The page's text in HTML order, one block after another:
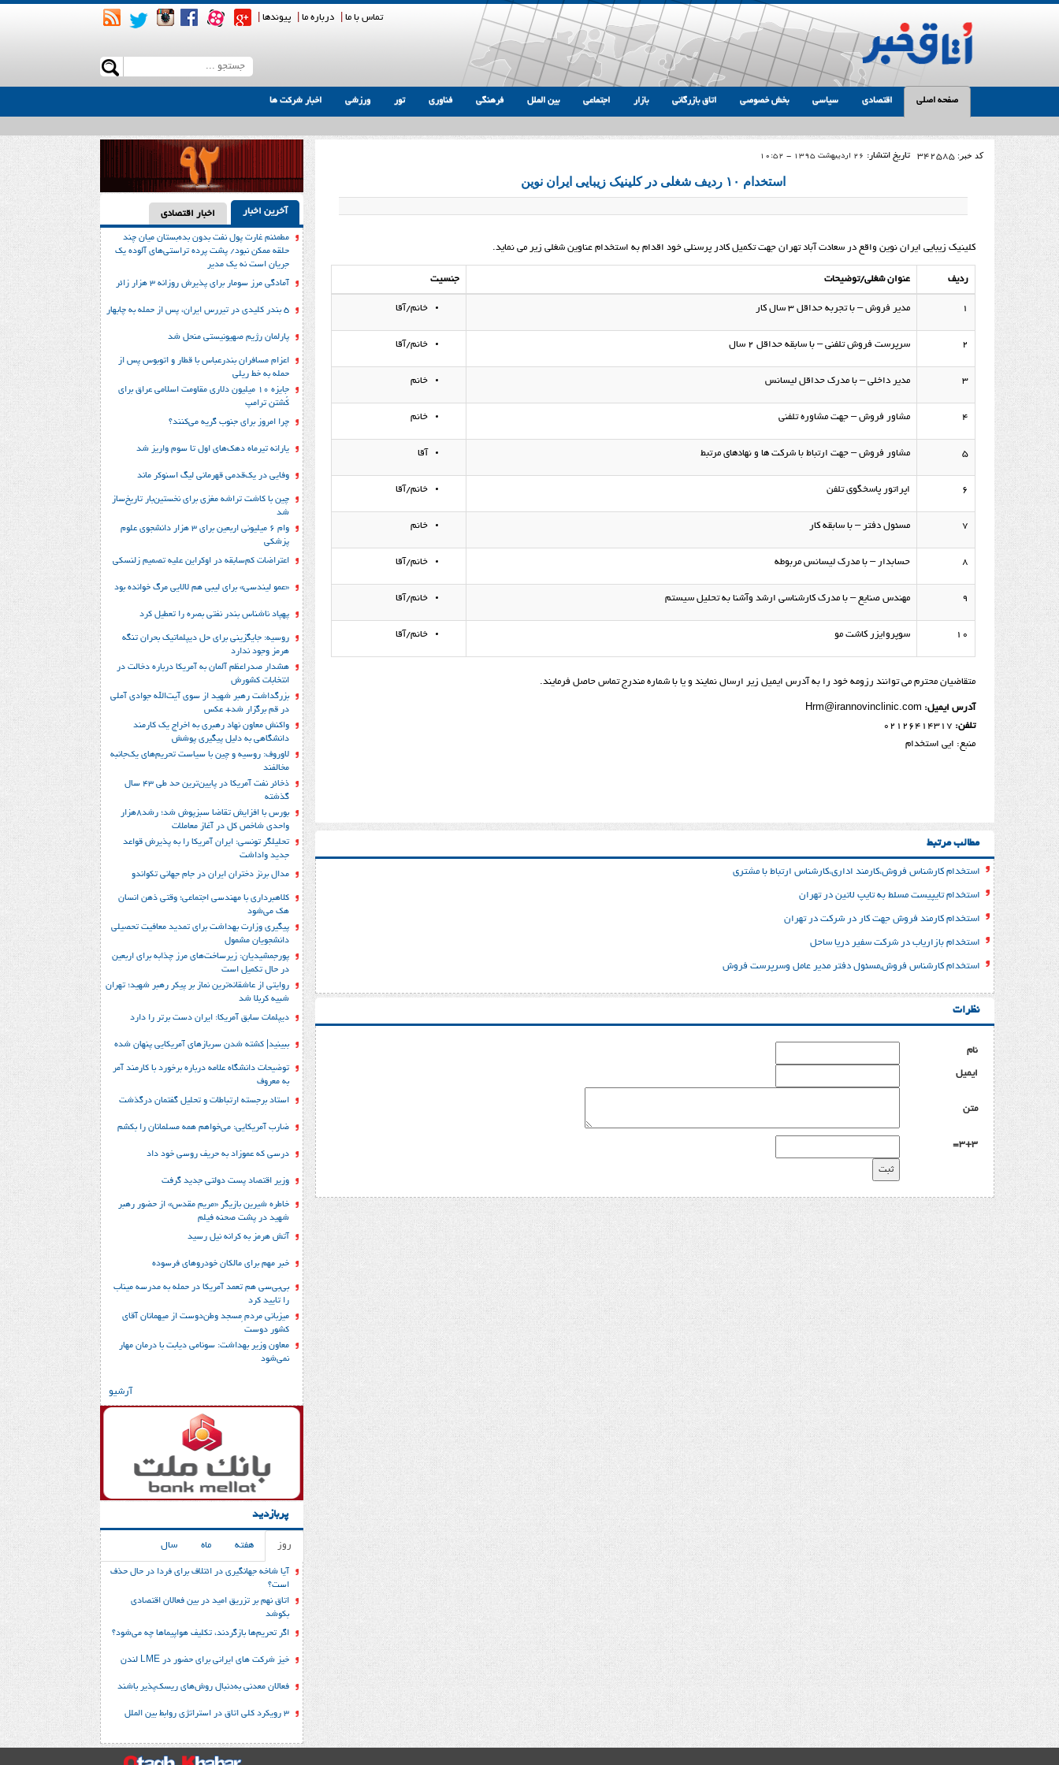
تماس با ما درباره ما پیوندها
صفحه اصلی اقتصادی سیاسی بخش خصوصی اتاق بازرگانی بازار اجتماعی بین الملل فرهنگی فناوری تور ورزشی اخبار شرکت ها
کد خبر: 342585 تاریخ انتشار: 26 اردیبهشت 1395 - 10:52
استخدام ۱۰ ردیف شغلی در کلینیک زیبایی ایران نوین
کلینیک زیبایی ایران نوین واقع در سعادت آباد تهران جهت تکمیل کادر پرسنلی خود اقدام به استخدام عناوین شغلی زیر می نماید.
ردیف عنوان شغلی/توضیحات جنسیت
۱ مدیر فروش – با تجربه حداقل ۳ سال کار خانم/آقا
۲ سرپرست فروش تلفنی – با سابقه حداقل ۲ سال خانم/آقا
۳ مدیر داخلی – با مدرک حداقل لیسانس خانم
۴ مشاور فروش – جهت مشاوره تلفنی خانم
۵ مشاور فروش – جهت ارتباط با شرکت ها و نهادهای مرتبط آقا
۶ اپراتور پاسخگوی تلفن خانم/آقا
۷ مسئول دفتر – با سابقه کار خانم
۸ حسابدار – با مدرک لیسانس مربوطه خانم/آقا
۹ مهندس صنایع – با مدرک کارشناسی ارشد وآشنا به تحلیل سیستم خانم/آقا
۱۰ سوپروایزر کاشت مو خانم/آقا
متقاضیان محترم می توانند رزومه خود را به آدرس ایمیل زیر ارسال نمایند و یا با شماره مندرج تماس حاصل فرمایند.
آدرس ایمیل: Hrm@irannovinclinic.com
تلفن: 02126414317
منبع: ایی استخدام
مطالب مرتبط
استخدام کارشناس فروش،کارمند اداری،کارشناس ارتباط با مشتری
استخدام تایپیست مسلط به تایپ لاتین در تهران
استخدام کارمند فروش جهت کار در شرکت در تهران
استخدام بازاریاب در شرکت سفیر دریا ساحل
استخدام کارشناس فروش,مسئول دفتر مدیر عامل وسرپرست فروش
نظرات
نام
ایمیل
متن
3+3=
آخرین اخبار اخبار اقتصادی
مطمئنم غارت پول نفت بدون بده‌بستان میان چند
حلقه ممکن نبود/ پشت پرده تراستی‌‌های آلوده یک
جریان است نه یک مدیر
آمادگی مرز سومار برای پذیرش روزانه ۳ هزار زائر
۵ بندر کلیدی در تیررس ایران، پس از حمله به چابهار
پارلمان رژیم صهیونیستی منحل شد
اعزام مسافران بندرعباس با قطار و اتوبوس پس از
حمله به خط ریلی
جایزه ۱۰ میلیون دلاری مقاومت اسلامی عراق برای
کُشتن ترامپ
چرا امروز برای جنوب گریه می‌کنند؟
یارانه تیرماه دهک‌های اول تا سوم واریز شد
وفایی در یک‎‌قدمی قهرمانی لیگ اسنوکر ماند
چین با کاشت تراشه مغزی برای نخستین‌بار تاریخ‌ساز
شد
وام ۶ میلیونی اربعین برای ۳ هزار دانشجوی علوم
پزشکی
اعتراضات کم‌سابقه در اوکراین علیه تصمیم زلنسکی
«عمو لیندسی» برای لیبی هم لالایی مرگ خوانده بود
پهپاد ناشناس بندر نفتی بصره را تعطیل کرد
روسیه: جایگزینی برای حل‌ دیپلماتیک بحران تنگه
هرمز وجود ندارد
هشدار صدراعظم آلمان به آمریکا درباره دخالت در
انتخابات کشورش
بزرگداشت رهبر شهید از سوی آیت‌الله جوادی آملی
در قم برگزار شد+ عکس
واکنش معاون نهاد رهبری به اخراج یک کارمند
دانشگاهی به دلیل پیگیری پوشش
لاوروف: روسیه و چین با سیاست تحریم‌های یک‌جانبه
مخالفند
ذخائر نفت آمریکا در پایین‌ترین حد طی 43 سال
گذشته
بورس با افزایش تقاضا سبزپوش شد؛ رشد8هزار
واحدی شاخص کل در آغاز معاملات
تحلیلگر تونسی: ایران آمریکا را به پذیرش قواعد
جدید واداشت
مدال برنز دختران ایران در جام جهانی تکواندو
کلاهبرداری با مهندسی اجتماعی؛ وقتی ذهن انسان
هک می‌شود
پیگیری وزارت بهداشت برای تمدید معافیت تحصیلی
دانشجویان مشمول
پورجمشیدیان: زیرساخت‌های مرز چذابه برای اربعین
در حال تکمیل است
روایتی از عاشقانه‌ترین نماز بر پیکر رهبر شهید؛‌ تهران‌
شبیه کربلا شد
دیپلمات سابق آمریکا: ایران دست برتر را دارد
ببینید| کشته شدن سربازهای آمریکایی پنهان شده
توضیحات دانشگاه علامه درباره برخورد با کارمند آمر
به معروف
استاد برجسته ارتباطات و تحلیل گفتمان درگذشت
ضارب آمریکایی: می‌خواهم همه مسلمانان را بکشم
درسی که عموزاد به حریف روسی خود داد
وزیر اقتصاد پست دولتی جدید گرفت
خاطره شیرین بازیگر «مریم مقدس» از حضور رهبر
شهید در پشت صحنه فیلم
آتش هرمز به کرانه نیل رسید
خبر مهم برای مالکان خودروهای فرسوده
بی‌بی‌سی هم تعمد آمریکا در حمله به مدرسه میناب
را تایید کرد
میزبانی مردم ِمسجد وطن‌دوست از میهمانان آقای
کشور دوست
معاون وزیر بهداشت: سونامی دیابت با درمان مهار
نمی‌شود
آرشیو
پربازدید
روز هفته ماه سال
آیا شاخه جهانگیری در ائتلاف برای فردا در حال حذف
است؟
اتاق نهم بر تزریق امید در بین فعالان اقتصادی
بکوشد
اگر تحریم‌ها بازگردند، تکلیف هواپیماها چه می‌شود؟
خیز شرکت های ایرانی برای حضور در LME لندن
فعالان معدنی به‌دنبال روش‌های ریسک‌پذیر باشند
3 رویکرد کلی اتاق در استراتژی روابط بین الملل